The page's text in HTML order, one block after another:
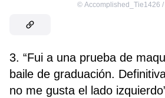
© Accomplished_Tie1426
3. “Fui a una prueba de
baile de graduación.
no me gusta el lado